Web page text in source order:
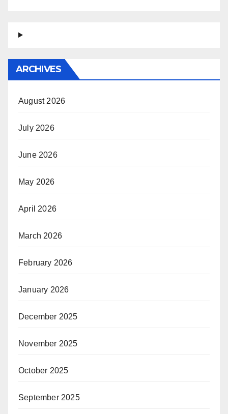
ARCHIVES
August 2026
July 2026
June 2026
May 2026
April 2026
March 2026
February 2026
January 2026
December 2025
November 2025
October 2025
September 2025